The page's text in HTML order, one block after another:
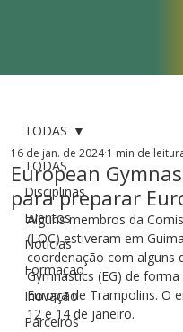
TODAS
Disciplinas
Eventos
Notícias
Formação
Inovação
Parceiros
TODAS
European
para preparar
16 de jan. de 2024 1 min de
Alguns membros da
(LOC) estiveram em
coordenação com alguns
Gymnastics (EG) de
Europa de Trampolins. O
12 e 14 de janeiro.